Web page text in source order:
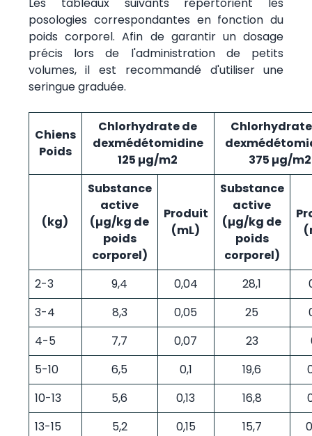
posologies correspondantes en fonction du
poids corporel. Afin de garantir un dosage
précis lors de l'administration de petits
volumes, il est recommandé d'utiliser une
seringue graduée.
Chiens
Poids
Chlorhydrate de
dexmédétomidine
125 µg/m2
375 µg/m2
(kg)
Substance
active
(µg/kg de
poids
corporel)
Produit
(mL)
Substance
active
(µg/kg de
poids
corporel)
2-3 9,4 0,04 28,1
3-4
8,3 0,05 25
4-5
7,7 0,07 23
5-10
6,5 0,1 19,6
10-13
5,6 0,13 16,8
13-15
5,2 0,15 15,7